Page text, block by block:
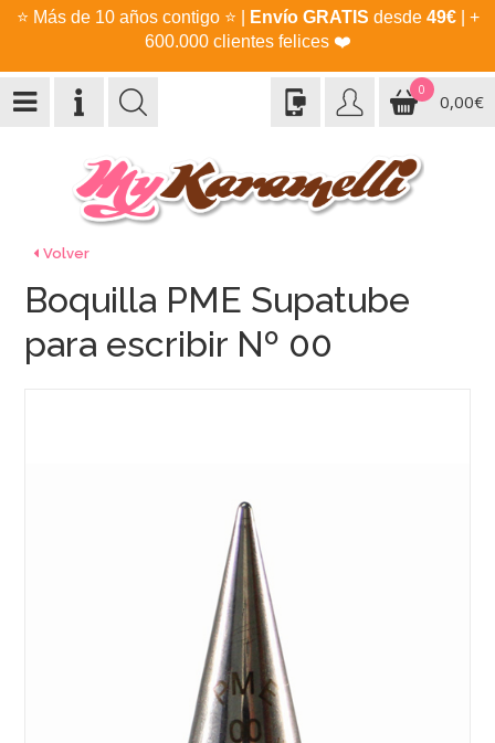
⭐ Más de 10 años contigo ⭐ Envío GRATIS desde 49€| +
600.000 clientes felices ❤️
0
0,00€
Volver
Boquilla PME Supatube
para escribir Nº 00